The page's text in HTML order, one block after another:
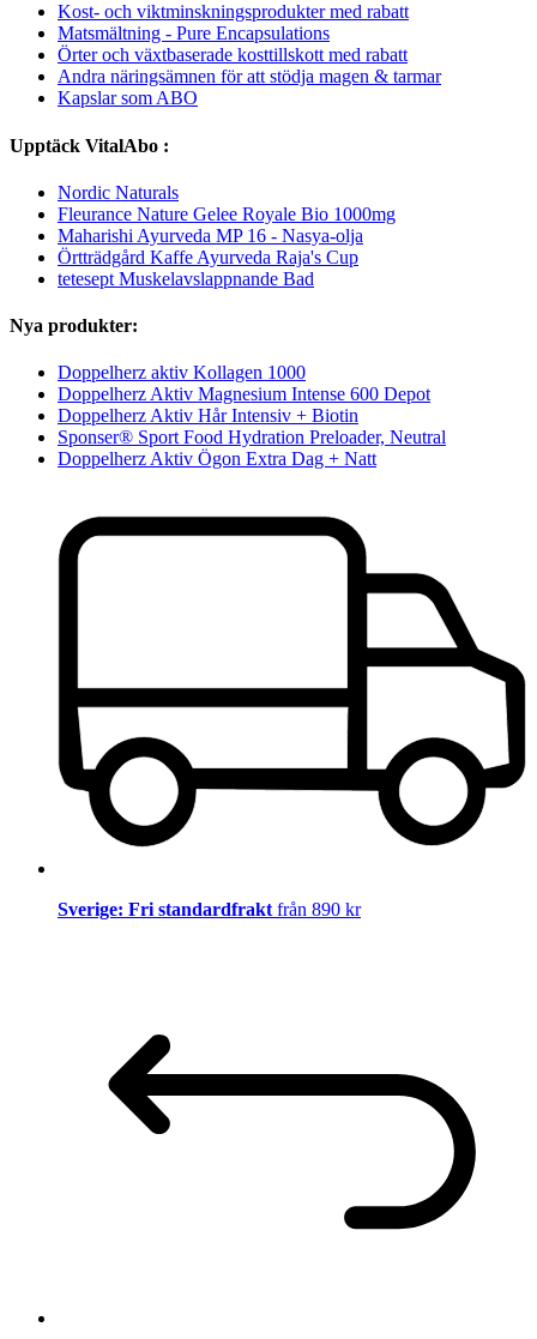
Kost- och viktminskningsprodukter med rabatt
Matsmältning - Pure Encapsulations
Örter och växtbaserade kosttillskott med rabatt
Andra näringsämnen för att stödja magen & tarmar
Kapslar som ABO
Upptäck VitalAbo :
Nordic Naturals
Fleurance Nature Gelee Royale Bio 1000mg
Maharishi Ayurveda MP 16 - Nasya-olja
Örtträdgård Kaffe Ayurveda Raja's Cup
tetesept Muskelavslappnande Bad
Nya produkter:
Doppelherz aktiv Kollagen 1000
Doppelherz Aktiv Magnesium Intense 600 Depot
Doppelherz Aktiv Hår Intensiv + Biotin
Sponser® Sport Food Hydration Preloader, Neutral
Doppelherz Aktiv Ögon Extra Dag + Natt
Sverige: Fri standardfrakt från 890 kr